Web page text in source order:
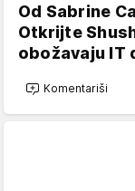
Od Sabrine
Otkrijte
obožavaju IT
Komentariši